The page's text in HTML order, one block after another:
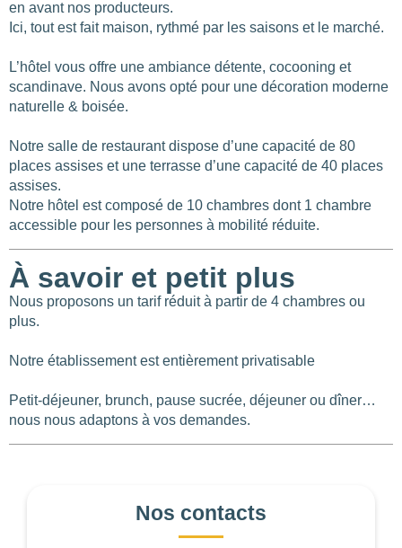
en avant nos producteurs.
Ici, tout est fait maison, rythmé par les saisons et le marché.
L’hôtel vous offre une ambiance détente, cocooning et
scandinave. Nous avons opté pour une décoration moderne
naturelle & boisée.
Notre salle de restaurant dispose d’une capacité de 80
places assises et une terrasse d’une capacité de 40 places
assises.
Notre hôtel est composé de 10 chambres dont 1 chambre
accessible pour les personnes à mobilité réduite.
À savoir et petit plus
Nous proposons un tarif réduit à partir de 4 chambres ou
plus.
Notre établissement est entièrement privatisable
Petit-déjeuner, brunch, pause sucrée, déjeuner ou dîner…
nous nous adaptons à vos demandes.
Nos contacts
NOTE
NOMBRE DE PERSONNES
0—15001
OUVERTURE
Choisir
-1—8000
Choisir
.